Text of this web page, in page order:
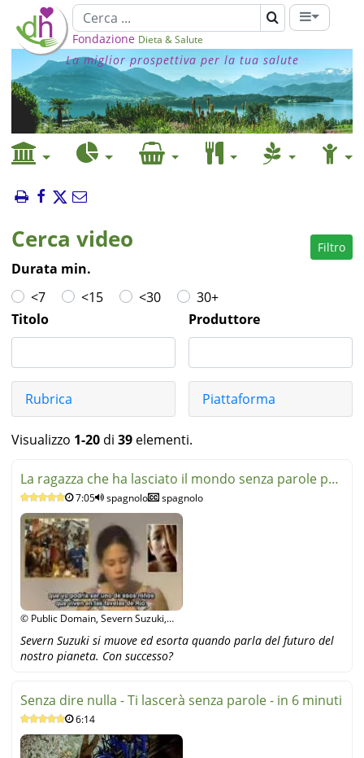
Fondazione Dieta & Salute
La miglior prospettiva per la tua salute
Cerca video Filtro
Durata min.
<7
<15 <30
30+
Titolo
Produttore
Rubrica Piattaforma
Visualizzo 1-20 di 39 elementi.
La ragazza che ha lasciato il mondo senza parole per
sei min
7:05 spagnolo spagnolo
© Public Domain, Severn Suzuki,
Severn Suzuki si muove ed esorta quando parla del futuro del
nostro pianeta. Con successo?
Senza dire nulla - Ti lascerà senza parole - in 6 minuti
6:14